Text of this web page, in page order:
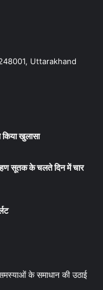
Uttarakhand
खुलासा
सूतक के चलते दिन में चार
समस्याओं के समाधान की उठाई